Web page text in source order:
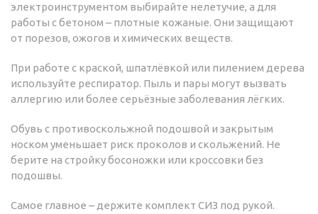
электроинструментом выбирайте нелетучие, а для
работы с бетоном – плотные кожаные. Они защищают
от порезов, ожогов и химических веществ.
При работе с краской, шпатлёвкой или пилением дерева
используйте респиратор. Пыль и пары могут вызвать
аллергию или более серьёзные заболевания лёгких.
Обувь с противоскольжной подошвой и закрытым
носком уменьшает риск проколов и скольжений. Не
берите на стройку босоножки или кроссовки без
подошвы.
Самое главное – держите комплект СИЗ под рукой.